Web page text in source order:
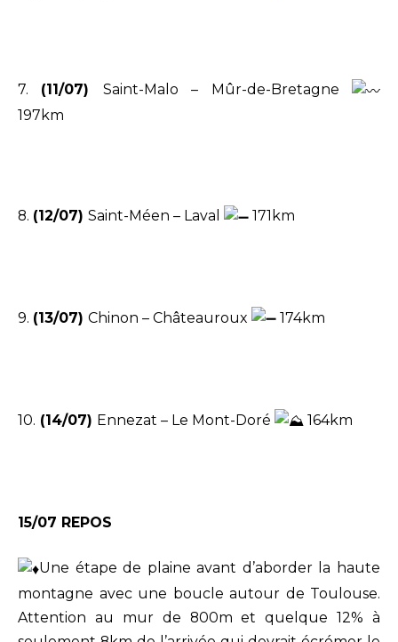
7. (11/07) Saint-Malo – Mûr-de-Bretagne
197km
8. (12/07) Saint-Méen – Laval 171km
9. (13/07) Chinon – Châteauroux 174km
10. (14/07) Ennezat – Le Mont-Doré 164km
15/07 REPOS
Une étape de plaine avant d’aborder la haute
montagne avec une boucle autour de Toulouse.
Attention au mur de 800m et quelque 12% à